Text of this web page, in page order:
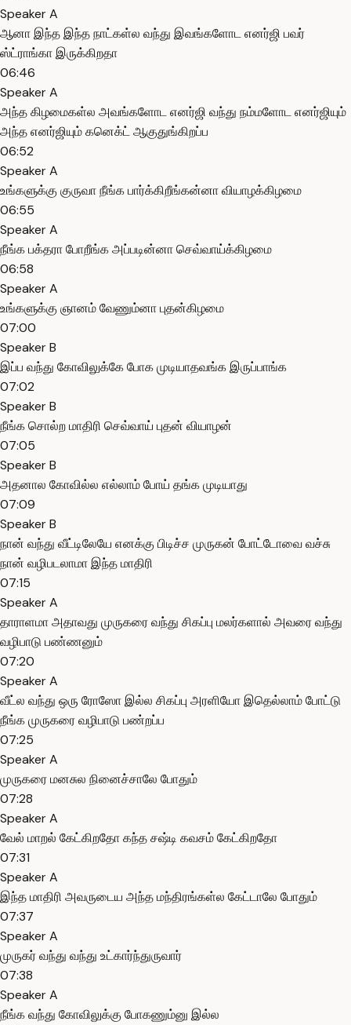
Speaker A
ஆனா இந்த இந்த நாட்கள்ல வந்து இவங்களோட எனர்ஜி பவர்
ஸ்ட்ராங்கா இருக்கிறதா
06:46
Speaker A
அந்த கிழமைகள்ல அவங்களோட எனர்ஜி வந்து நம்மளோட எனர்ஜியும்
அந்த எனர்ஜியும் கனெக்ட் ஆகுதுங்கிறப்ப
06:52
Speaker A
உங்களுக்கு குருவா நீங்க பார்க்கிறீங்கன்னா வியாழக்கிழமை
06:55
Speaker A
நீங்க பக்தரா போறீங்க அப்படின்னா செவ்வாய்க்கிழமை
06:58
Speaker A
உங்களுக்கு ஞானம் வேணும்னா புதன்கிழமை
07:00
Speaker B
இப்ப வந்து கோவிலுக்கே போக முடியாதவங்க இருப்பாங்க
07:02
Speaker B
நீங்க சொல்ற மாதிரி செவ்வாய் புதன் வியாழன்
07:05
Speaker B
அதனால கோவில்ல எல்லாம் போய் தங்க முடியாது
07:09
Speaker B
நான் வந்து வீட்டிலேயே எனக்கு பிடிச்ச முருகன் போட்டோவை வச்சு
நான் வழிபடலாமா இந்த மாதிரி
07:15
Speaker A
தாராளமா அதாவது முருகரை வந்து சிகப்பு மலர்களால் அவரை வந்து
வழிபாடு பண்ணனும்
07:20
Speaker A
வீட்ல வந்து ஒரு ரோஸோ இல்ல சிகப்பு அரளியோ இதெல்லாம் போட்டு
நீங்க முருகரை வழிபாடு பண்றப்ப
07:25
Speaker A
முருகரை மனசுல நினைச்சாலே போதும்
07:28
Speaker A
வேல் மாறல் கேட்கிறதோ கந்த சஷ்டி கவசம் கேட்கிறதோ
07:31
Speaker A
இந்த மாதிரி அவருடைய அந்த மந்திரங்கள்ல கேட்டாலே போதும்
07:37
Speaker A
முருகர் வந்து வந்து உட்கார்ந்துருவார்
07:38
Speaker A
நீங்க வந்து கோவிலுக்கு போகணும்னு இல்ல